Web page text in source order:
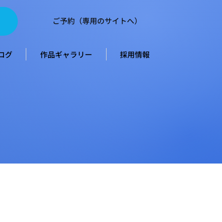
ご予約（専用のサイトへ）
グ 作品ギャラリー 採用情報